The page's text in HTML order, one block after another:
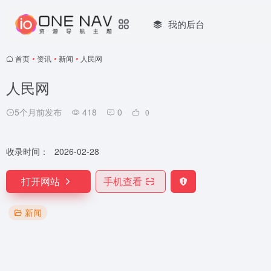
我的后台
首页 • 资讯 • 新闻 • 人民网
人民网
5个月前发布 418 0 0
收录时间： 2026-02-28
打开网站 手机查看
新闻